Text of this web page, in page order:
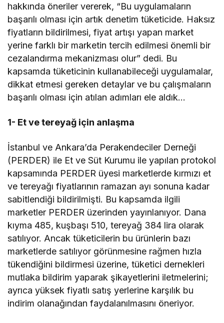
hakkında öneriler vererek, “Bu uygulamaların
başarılı olması için artık denetim tüketicide. Haksız
fiyatların bildirilmesi, fiyat artışı yapan market
yerine farklı bir marketin tercih edilmesi önemli bir
cezalandırma mekanizması olur” dedi. Bu
kapsamda tüketicinin kullanabileceği uygulamalar,
dikkat etmesi gereken detaylar ve bu çalışmaların
başarılı olması için atılan adımları ele aldık…
1- Et ve tereyağ için anlaşma
İstanbul ve Ankara’da Perakendeciler Derneği
(PERDER) ile Et ve Süt Kurumu ile yapılan protokol
kapsamında PERDER üyesi marketlerde kırmızı et
ve tereyağı fiyatlarının ramazan ayı sonuna kadar
sabitlendiği bildirilmişti. Bu kapsamda ilgili
marketler PERDER üzerinden yayınlanıyor. Dana
kıyma 485, kuşbaşı 510, tereyağ 384 lira olarak
satılıyor. Ancak tüketicilerin bu ürünlerin bazı
marketlerde satılıyor görünmesine rağmen hızla
tükendiğini bildirmesi üzerine, tüketici dernekleri
mutlaka bildirim yaparak şikayetlerini iletmelerini;
ayrıca yüksek fiyatlı satış yerlerine karşılık bu
indirim olanağından faydalanılmasını öneriyor.